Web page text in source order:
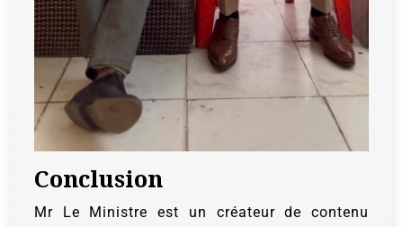
Conclusion
Mr Le Ministre est un créateur de contenu